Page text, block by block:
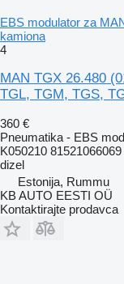
EBS modulator za
kamiona
4
MAN TGX 26.480
TGL, TGM, TGS,
360 €
Pneumatika - EBS
K050210
dizel
Estonija, Rummu
KB AUTO EESTI OÜ
Kontaktirajte prodavca